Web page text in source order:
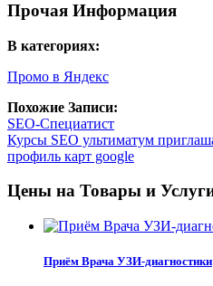
Прочая Информация
В категориях:
Промо в Яндекс
Похожие Записи:
SEO-Специатист
Курсы SEO ультиматум
профиль карт google
Цены на Товары и
Приём Врача УЗИ-диагностики